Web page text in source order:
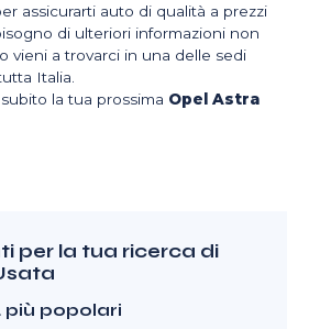
assicurarti auto di qualità a prezzi
di ulteriori informazioni non
vieni a trovarci in una delle sedi
Italia.
la tua prossima Opel Astra
per la tua ricerca di
più popolari